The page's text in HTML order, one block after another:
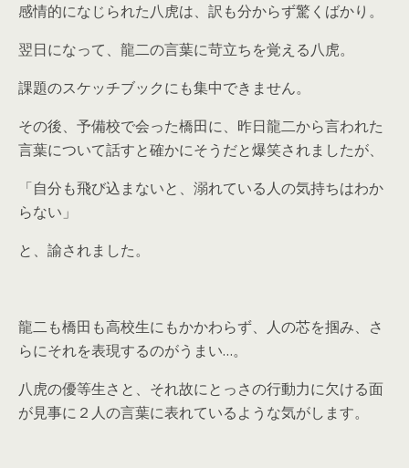
感情的になじられた八虎は、訳も分からず驚くばかり。
翌日になって、龍二の言葉に苛立ちを覚える八虎。
課題のスケッチブックにも集中できません。
その後、予備校で会った橋田に、昨日龍二から言われた
言葉について話すと確かにそうだと爆笑されましたが、
「自分も飛び込まないと、溺れている人の気持ちはわか
らない」
と、諭されました。
龍二も橋田も高校生にもかかわらず、人の芯を掴み、さ
らにそれを表現するのがうまい…。
八虎の優等生さと、それ故にとっさの行動力に欠ける面
が見事に２人の言葉に表れているような気がします。